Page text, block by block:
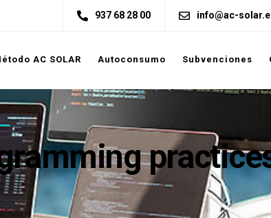
937 68 28 00 info@ac-
AC SOLAR Autoconsumo Subvenciones